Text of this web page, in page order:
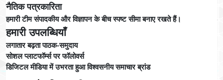
नैतिक पत्रकारिता
हमारी टीम संपादकीय और विज्ञापन के बीच स्पष्ट सीमा बनाए रखते हैं।
हमारी उपलब्धियाँ
लगातार बढ़ता पाठक-समुदाय
सोशल प्लाटफॉर्म्स पर फॉलोवर्स
डिजिटल मीडिया में उभरता हुआ विश्वसनीय समाचार ब्रांड